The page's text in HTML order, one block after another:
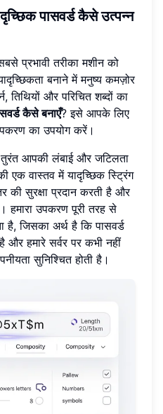
पासवर्ड कैसे उत्पन्न
प्रभावी तरीका मशीन को
बनाने में मनुष्य कमज़ोर
और परिचित शब्दों का
कैसे बनाएँ? इसे आपके लिए
का उपयोग करें।
आपकी लंबाई और जटिलता
एक वास्तव में यादृच्छिक स्ट्रिंग
की सुरक्षा प्रदान करती है और
हमारा उपकरण पूरी तरह से
है, जिसका अर्थ है कि पासवर्ड
और हमारे सर्वर पर कभी नहीं
सुनिश्चित होती है।